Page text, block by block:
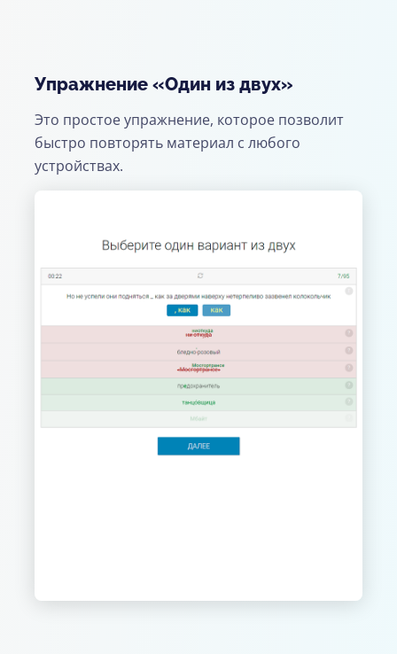
Упражнение «Один из двух»
Это простое упражнение, которое позволит
быстро повторять материал с любого
устройствах.